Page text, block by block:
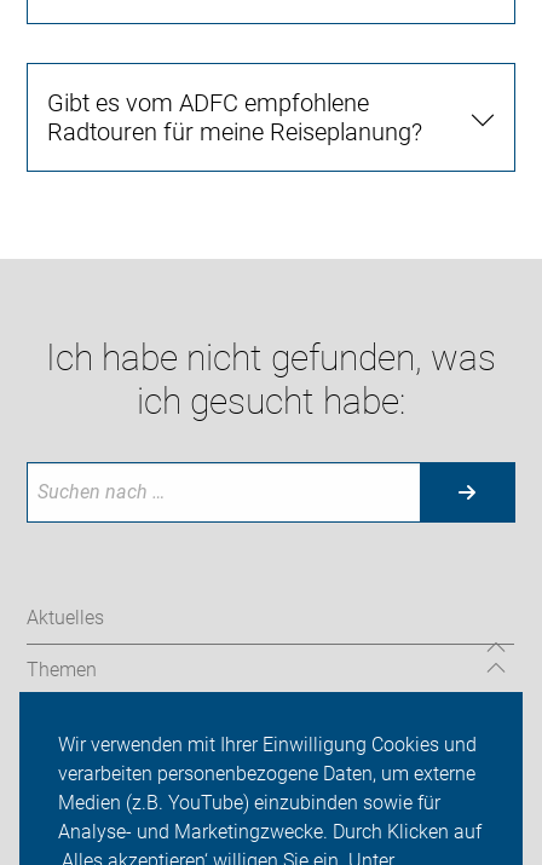
Wir verwenden mit Ihrer Einwilligung Cookies und
verarbeiten personenbezogene Daten, um externe
Medien (z.B. YouTube) einzubinden sowie für
Analyse- und Marketingzwecke. Durch Klicken auf
Gibt es vom ADFC empfohlene
Radtouren für meine Reiseplanung?
Ich habe nicht gefunden, was
ich gesucht habe:
Aktuelles
Themen
ADFC Lüdinghausen
Sei dabei